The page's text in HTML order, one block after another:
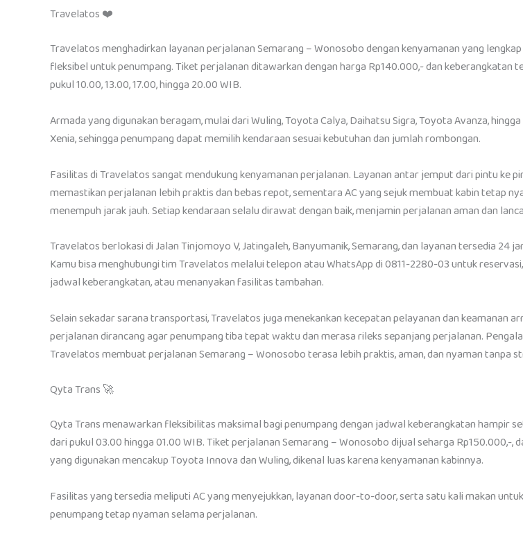
Travelatos ❤️
Travelatos menghadirkan layanan perjalanan Semarang – Wonosobo dengan kenyamanan yang
fleksibel untuk penumpang. Tiket perjalanan ditawarkan dengan harga Rp140.000,- dan keberangkatan
pukul 10.00, 13.00, 17.00, hingga 20.00 WIB.
Armada yang digunakan beragam, mulai dari Wuling, Toyota Calya, Daihatsu Sigra, Toyota Avanza,
Xenia, sehingga penumpang dapat memilih kendaraan sesuai kebutuhan dan jumlah rombongan.
Fasilitas di Travelatos sangat mendukung kenyamanan perjalanan. Layanan antar jemput dari pintu ke
memastikan perjalanan lebih praktis dan bebas repot, sementara AC yang sejuk membuat kabin tetap
menempuh jarak jauh. Setiap kendaraan selalu dirawat dengan baik, menjamin perjalanan aman dan
Travelatos berlokasi di Jalan Tinjomoyo V, Jatingaleh, Banyumanik, Semarang, dan layanan tersedia 24
Kamu bisa menghubungi tim Travelatos melalui telepon atau WhatsApp di 0811-2280-03 untuk
jadwal keberangkatan, atau menanyakan fasilitas tambahan.
Selain sekadar sarana transportasi, Travelatos juga menekankan kecepatan pelayanan dan keamanan
perjalanan dirancang agar penumpang tiba tepat waktu dan merasa rileks sepanjang perjalanan.
Travelatos membuat perjalanan Semarang – Wonosobo terasa lebih praktis, aman, dan nyaman tanpa
Qyta Trans 🚀
Qyta Trans menawarkan fleksibilitas maksimal bagi penumpang dengan jadwal keberangkatan hampir
dari pukul 03.00 hingga 01.00 WIB. Tiket perjalanan Semarang – Wonosobo dijual seharga Rp150.000,-,
yang digunakan mencakup Toyota Innova dan Wuling, dikenal luas karena kenyamanan kabinnya.
Fasilitas yang tersedia meliputi AC yang menyejukkan, layanan door-to-door, serta satu kali makan
penumpang tetap nyaman selama perjalanan.